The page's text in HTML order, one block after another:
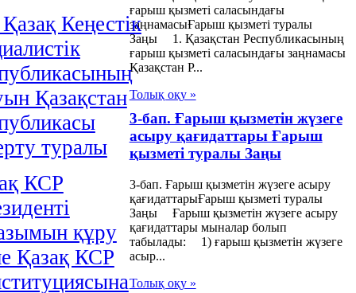
Кеңестік
Қазақстан
туралы
КСР
құру
Қазақ КСР
ғарыш қызметі саласындағы
заңнамасыҒарыш қызметі туралы
Заңы 1. Қазақстан Республикасының
ғарыш қызметі саласындағы заңнамасы
Қазақстан Р...
Толық оқу »
3-бап. Ғарыш қызметін жүзеге
асыру қағидаттары Ғарыш
қызметі туралы Заңы
3-бап. Ғарыш қызметін жүзеге асыру
қағидаттарыҒарыш қызметі туралы
Заңы Ғарыш қызметін жүзеге асыру
қағидаттары мыналар болып
табылады: 1) ғарыш қызметін жүзеге
асыр...
Толық оқу »